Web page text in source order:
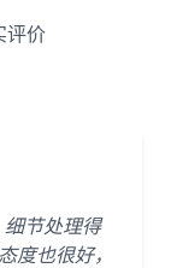
评价
节处理得
度也很好，